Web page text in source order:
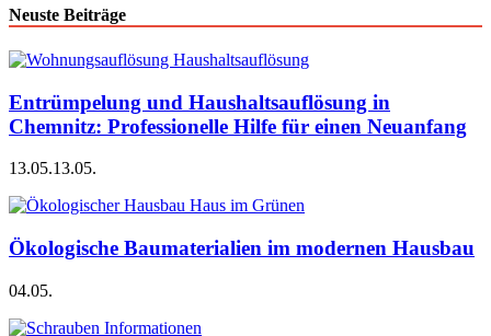
Neuste Beiträge
Entrümpelung und Haushaltsauflösung in
Chemnitz: Professionelle Hilfe für einen Neuanfang
13.05.13.05.
Ökologische Baumaterialien im modernen Hausbau
04.05.